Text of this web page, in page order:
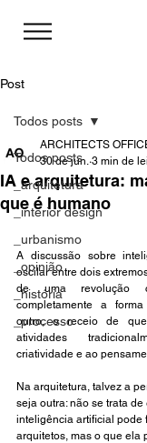
Post
Todos posts
_arquitetura
_interior design
_urbanismo
_opinião
_história
_processo
Todos posts
IA e arquitetura:
que é humano
ARCHITECTS
30 de jun. 3 min de
A discussão sobre
oscilar entre dois
de uma revolução
completamente a
outro, o receio de
atividades
criatividade e ao
Na arquitetura, talvez a
seja outra: não se trata
inteligência artificial pode
arquitetos, mas o que ela